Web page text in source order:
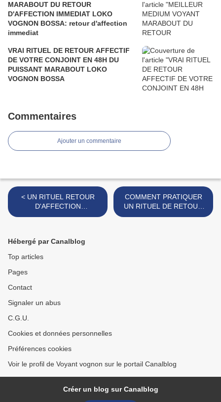
MARABOUT DU RETOUR
D'AFFECTION IMMEDIAT LOKO
VOGNON BOSSA: retour d'affection
immediat
VRAI RITUEL DE RETOUR AFFECTIF
DE VOTRE CONJOINT EN 48H DU
PUISSANT MARABOUT LOKO
VOGNON BOSSA
Commentaires
Ajouter un commentaire
< UN RITUEL RETOUR
D'AFFECTION
RECOMMANDER, RITUEL
COMMENT PRATIQUER
UN RITUEL DE RETOUR
L’ÊTRE AIME EFFICACE
Hébergé par Canalblog
Top articles
Pages
Contact
Signaler un abus
C.G.U.
Cookies et données personnelles
Préférences cookies
Voir le profil de Voyant vognon sur le portail Canalblog
Créer un blog sur Canalblog